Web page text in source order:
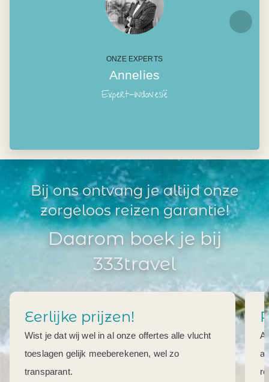
ONZE EXPERTS
Annelies
Expert-Indonesië
Bij ons ontvang je altijd onze
zorgeloos reizen garantie!
Daarom boek je bij
333travel
Eerlijke prijzen!
Wist je dat wij wel in al onze offertes alle vlucht
toeslagen gelijk meeberekenen, wel zo
transparant.